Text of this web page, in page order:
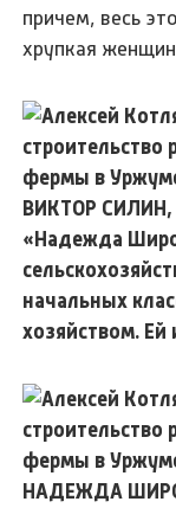
причем, весь
хрупкая
ВИКТОР
«Надежда
начальных
хозяйством.
НАДЕЖДА